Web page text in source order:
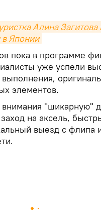
Алина
Японии
пока в программе
уже успели
элементов.
внимания "шикарную"
на аксель,
выезд с флипа